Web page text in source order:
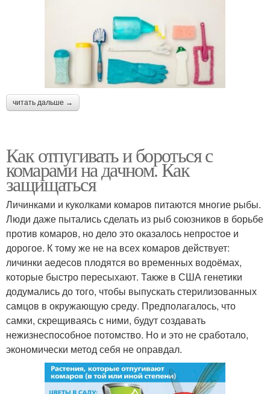
читать дальше →
Как отпугивать и бороться с
комарами на дачном. Как
защищаться
Личинками и куколками комаров питаются многие рыбы.
Люди даже пытались сделать из рыб союзников в борьбе
против комаров, но дело это оказалось непростое и
дорогое. К тому же не на всех комаров действует:
личинки аедесов плодятся во временных водоёмах,
которые быстро пересыхают. Также в США генетики
додумались до того, чтобы выпускать стерилизованных
самцов в окружающую среду. Предполагалось, что
самки, скрещиваясь с ними, будут создавать
нежизнеспособное потомство. Но и это не сработало,
экономически метод себя не оправдал.